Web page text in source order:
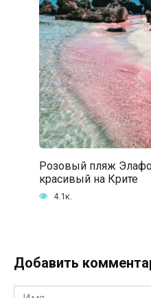
Розовый пляж
красивый на Крите
4.1к.
Добавить
Имя